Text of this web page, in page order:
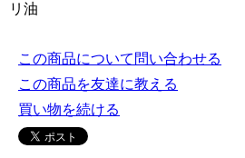
リ油
この商品について問い合わせる
この商品を友達に教える
買い物を続ける